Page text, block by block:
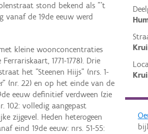
bij)
stond bekend als "'t
vanaf de 19de eeuw werd
kleine woonconcentraties
1771-1778). Drie
het "Steenen Hiijs" (nrs. 1-
(nr. 22) en op het einde van de
eeuw definitief verdween (zie
102: volledig aangepast
zijgevel. Heden heterogeen
eind 19de eeuw: nrs. 51-55: